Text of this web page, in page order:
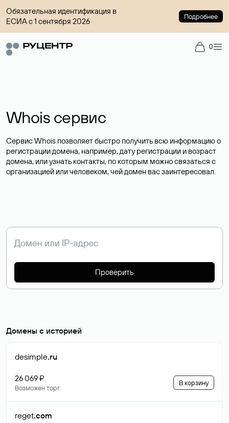
Обязательная идентификация в
ЕСИА с 1 сентября 2026
Подробнее
0
Whois сервис
Сервис Whois позволяет быстро получить всю информацию о
регистрации домена, например, дату регистрации и возраст
домена, или узнать контакты, по которым можно связаться с
организацией или человеком, чей домен вас заинтересовал.
Проверить
Домены с историей
desimple.ru
26 069 ₽
Возможен торг
В корзину
reget.com